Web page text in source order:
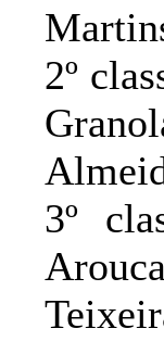
2º
3º